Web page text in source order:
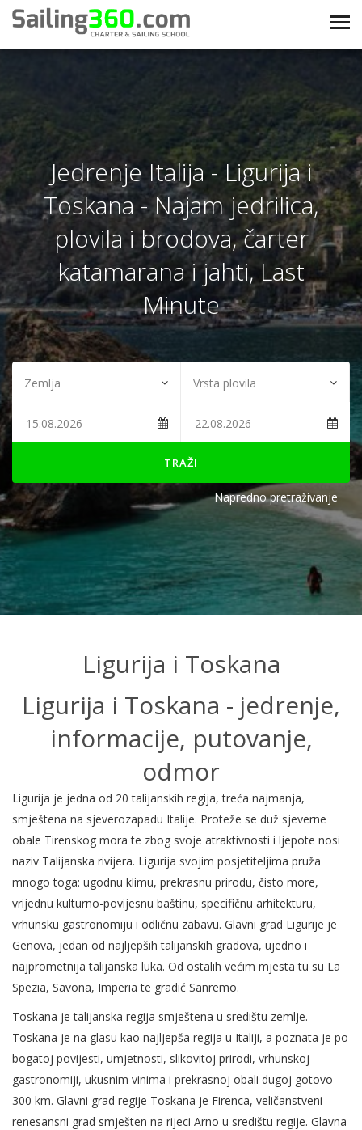
Jedrenje Italija - Ligurija i
Toskana - Najam jedrilica,
plovila i brodova, čarter
katamarana i jahti, Last
Minute
TRAŽI
Napredno pretraživanje
Ligurija i Toskana
Ligurija i Toskana - jedrenje,
informacije, putovanje,
odmor
Ligurija je jedna od 20 talijanskih regija, treća najmanja,
smještena na sjeverozapadu Italije. Proteže se duž sjeverne
obale Tirenskog mora te zbog svoje atraktivnosti i ljepote nosi
naziv Talijanska rivijera. Ligurija svojim posjetiteljima pruža
mnogo toga: ugodnu klimu, prekrasnu prirodu, čisto more,
vrijednu kulturno-povijesnu baštinu, specifičnu arhitekturu,
vrhunsku gastronomiju i odličnu zabavu. Glavni grad Ligurije je
Genova, jedan od najljepših talijanskih gradova, ujedno i
najprometnija talijanska luka. Od ostalih većim mjesta tu su La
Spezia, Savona, Imperia te gradić Sanremo.
Toskana je talijanska regija smještena u središtu zemlje.
Toskana je na glasu kao najljepša regija u Italiji, a poznata je po
bogatoj povijesti, umjetnosti, slikovitoj prirodi, vrhunskoj
gastronomiji, ukusnim vinima i prekrasnoj obali dugoj gotovo
300 km. Glavni grad regije Toskana je Firenca, veličanstveni
renesansni grad smješten na rijeci Arno u središtu regije. Glavna